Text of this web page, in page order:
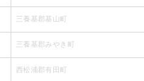
三養基郡基山町
三養基郡みやき町
西松浦郡有田町